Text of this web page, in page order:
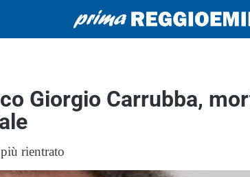
Giorgio Carrubba,
rientrato